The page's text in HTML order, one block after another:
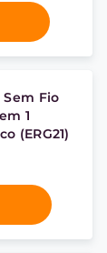
Fio
1
(ERG21)